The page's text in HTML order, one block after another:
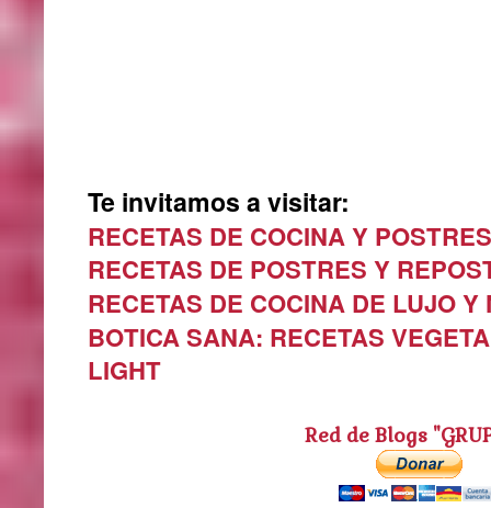
Te invitamos a visitar:
RECETAS DE COCINA Y POSTRES
RECETAS DE POSTRES Y
RECETAS DE COCINA DE LUJO Y
BOTICA SANA: RECETAS
LIGHT
Red de Blogs